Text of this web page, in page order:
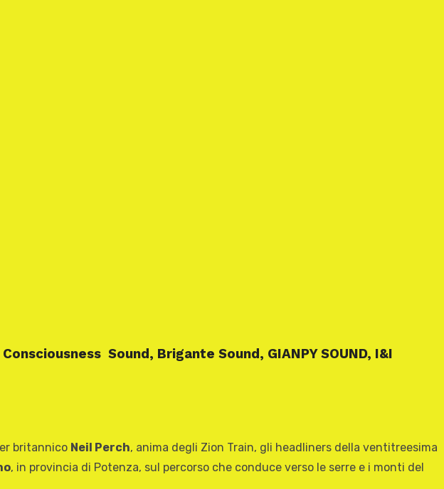
Consciousness Sound, Brigante Sound, GIANPY SOUND, I&I
britannico Neil Perch, anima degli Zion Train, gli headliners della ventitreesima
, in provincia di Potenza, sul percorso che conduce verso le serre e i monti del